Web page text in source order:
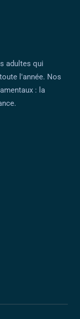
adultes qui
l'année. Nos
: la